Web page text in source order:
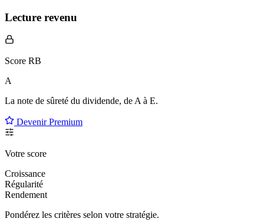
Lecture revenu
Score RB
A
La note de sûreté du dividende, de A à E.
Devenir Premium
Votre score
Croissance
Régularité
Rendement
Pondérez les critères selon votre stratégie.